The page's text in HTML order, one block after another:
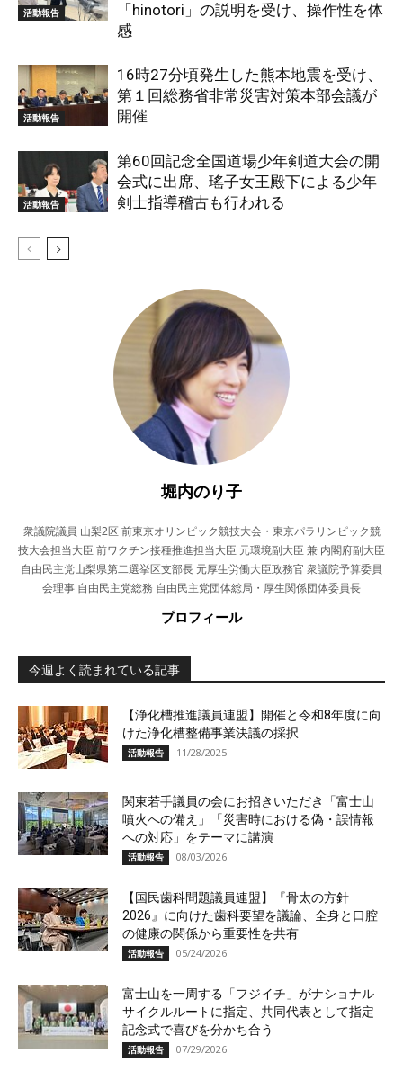
活動報告
「hinotori」の説明を受け、操作性を体
感
活動報告
16時27分頃発生した熊本地震を受け、
第１回総務省非常災害対策本部会議が
開催
活動報告
第60回記念全国道場少年剣道大会の開
会式に出席、瑤子女王殿下による少年
剣士指導稽古も行われる
堀内のり子
衆議院議員 山梨2区 前東京オリンピック競技大会・東京パラリンピック競
技大会担当大臣 前ワクチン接種推進担当大臣 元環境副大臣 兼 内閣府副大臣
自由民主党山梨県第二選挙区支部長 元厚生労働大臣政務官 衆議院予算委員
会理事 自由民主党総務 自由民主党団体総局・厚生関係団体委員長
プロフィール
今週よく読まれている記事
【浄化槽推進議員連盟】開催と令和8年度に向
けた浄化槽整備事業決議の採択
活動報告 11/28/2025
関東若手議員の会にお招きいただき「富士山
噴火への備え」「災害時における偽・誤情報
への対応」をテーマに講演
活動報告 08/03/2026
【国民歯科問題議員連盟】『骨太の方針
2026』に向けた歯科要望を議論、全身と口腔
の健康の関係から重要性を共有
活動報告 05/24/2026
富士山を一周する「フジイチ」がナショナル
サイクルルートに指定、共同代表として指定
記念式で喜びを分かち合う
活動報告 07/29/2026